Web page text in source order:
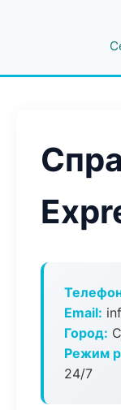
Email:
Город:
Режим
24/7